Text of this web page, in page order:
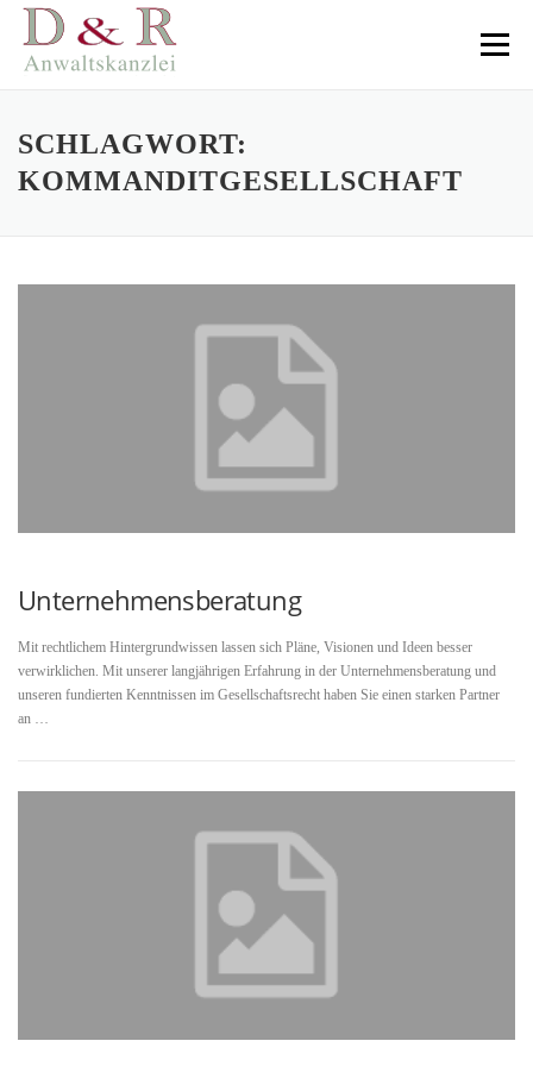
Direkt
Inhalt
Menü
SCHLAGWORT:
KOMMANDITGESELLSCHAFT
Unternehmensberatung
Mit rechtlichem Hintergrundwissen lassen sich Pläne, Visionen und Ideen besser
verwirklichen. Mit unserer langjährigen Erfahrung in der Unternehmensberatung und
unseren fundierten Kenntnissen im Gesellschaftsrecht haben Sie einen starken Partner
an …